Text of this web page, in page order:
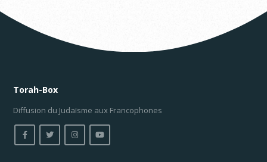
Torah-Box
Diffusion du Judaïsme aux Francophones